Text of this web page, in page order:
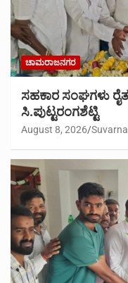
ಚಾಮರಾಜನಗರ
ಸಹಕಾರ ಸಂಘಗಳು
ಸಿ.ಪುಟ್ಟರಂಗಶೆಟ್ಟಿ
August 8, 2026